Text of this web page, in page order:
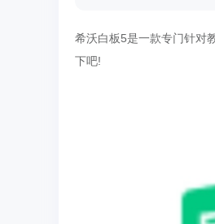
希沃白板5是一款专门针对
下吧!